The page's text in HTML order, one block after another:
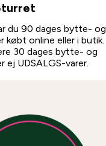
du 90 dages bytte- og
købt online eller i butik.
30 dages bytte- og
UDSALGS-varer.